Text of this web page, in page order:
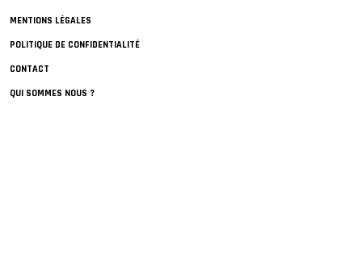
MENTIONS LÉGALES
POLITIQUE DE CONFIDENTIALITÉ
CONTACT
QUI SOMMES NOUS ?